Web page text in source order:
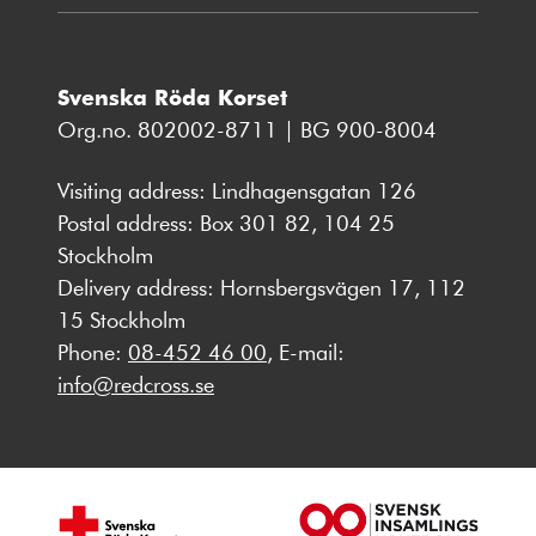
Svenska Röda Korset
Org.no. 802002-8711 | BG 900-8004
Visiting address: Lindhagensgatan 126
Postal address: Box 301 82, 104 25
Stockholm
Delivery address: Hornsbergsvägen 17, 112
15 Stockholm
Phone: 08-452 46 00, E-mail:
info@redcross.se